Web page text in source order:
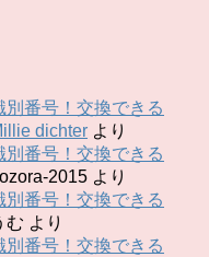
番号！交換できる
dichter より
番号！交換できる
2015 より
番号！交換できる
む より
番号！交換できる